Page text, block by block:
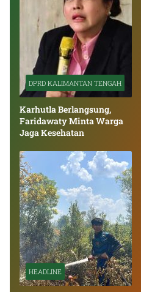
DPRD KALIMANTAN TENGAH
Karhutla Berlangsung,
Faridawaty Minta Warga
Jaga Kesehatan
HEADLINE